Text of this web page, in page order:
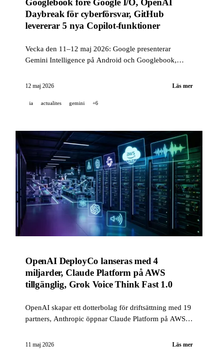
Googlebook före Google I/O, OpenAI
Daybreak för cyberförsvar, GitHub
levererar 5 nya Copilot-funktioner
Vecka den 11–12 maj 2026: Google presenterar
Gemini Intelligence på Android och Googlebook,
cyberförsvaret, GitHub förbättrar Copilot code review
12 maj 2026 Läs mer
ia actualites gemini +6
OpenAI DeployCo lanseras med 4
miljarder, Claude Platform på AWS
tillgänglig, Grok Voice Think Fast 1.0
OpenAI skapar ett dotterbolag för driftsättning med 19
partners, Anthropic öppnar Claude Platform på AWS
realtidsagent för kundsupport — plus GitHub Copilot,
11 maj 2026 Läs mer